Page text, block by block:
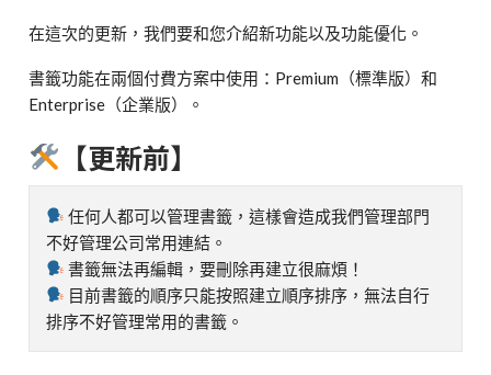
在這次的更新，我們要和您介紹新功能以及功能優化。
書籤功能在兩個付費方案中使用：Premium（標準版）和
Enterprise（企業版）。
【更新前】
任何人都可以管理書籤，這樣會造成我們管理部門
不好管理公司常用連結。
書籤無法再編輯，要刪除再建立很麻煩！
目前書籤的順序只能按照建立順序排序，無法自行
排序不好管理常用的書籤。